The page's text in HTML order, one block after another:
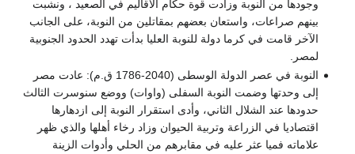
وجودها من النوبة وزادت قوة حكام الأقاليم في الصعيد ، ونشبت
بينهم صراعات، واستعان بعضهم بمقاتلين من النوبة، على الجانب
الآخر قامت في كرما دولة للنوبة العليا بدأت تهدد الحدود الجنوبية
لمصر.
النوبة في عصر الدولة الوسطى (2040-1786 ق.م): عادت مصر
إلى وحدتها وضمت النوبة السفلى (واوات) ووضع سنوسرت الثالث
حدودها عند الشلال الثاني، وأدى استقرار النوبة إلى ازدهارها
اقتصاديا في الزراعة وتربية الحيوان وزاد رخاء أهلها والذي ظهر
علاماته فميا عثر عليه في مقابرهم من الحلي وأدوات الزينة